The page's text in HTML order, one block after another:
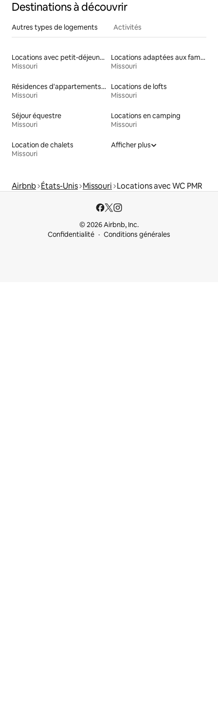
Destinations à découvrir
Autres types de logements Activités
Locations avec petit-déjeuner
Missouri
Locations adaptées aux familles
Missouri
Résidences d'appartements en location
Missouri
Locations de lofts
Missouri
Séjour équestre
Missouri
Locations en camping
Missouri
Location de chalets
Missouri
Afficher plus
Airbnb États-Unis Missouri Locations avec WC PMR
© 2026 Airbnb, Inc.
Confidentialité
Conditions générales